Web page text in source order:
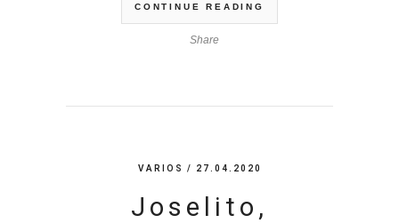
CONTINUE READING
Share
VARIOS / 27.04.2020
Joselito,